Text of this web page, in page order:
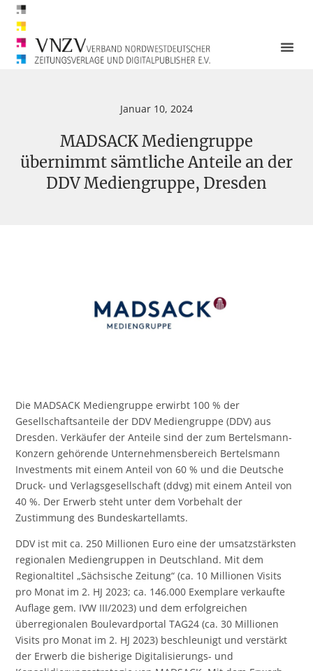
Januar 10, 2024
MADSACK Mediengruppe
übernimmt sämtliche Anteile an der
DDV Mediengruppe, Dresden
Die MADSACK Mediengruppe erwirbt 100 % der
Gesellschaftsanteile der DDV Mediengruppe (DDV) aus
Dresden. Verkäufer der Anteile sind der zum Bertelsmann-
Konzern gehörende Unternehmensbereich Bertelsmann
Investments mit einem Anteil von 60 % und die Deutsche
Druck- und Verlagsgesellschaft (ddvg) mit einem Anteil von
40 %. Der Erwerb steht unter dem Vorbehalt der
Zustimmung des Bundeskartellamts.
DDV ist mit ca. 250 Millionen Euro eine der umsatzstärksten
regionalen Mediengruppen in Deutschland. Mit dem
Regionaltitel „Sächsische Zeitung“ (ca. 10 Millionen Visits
pro Monat im 2. HJ 2023; ca. 146.000 Exemplare verkaufte
Auflage gem. IVW III/2023) und dem erfolgreichen
überregionalen Boulevardportal TAG24 (ca. 30 Millionen
Visits pro Monat im 2. HJ 2023) beschleunigt und verstärkt
der Erwerb die bisherige Digitalisierungs- und